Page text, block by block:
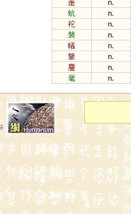
萐
n.
蚢
n.
袉
n.
褩
n.
轙
n.
鞶
n.
麠
n.
鼋
n.